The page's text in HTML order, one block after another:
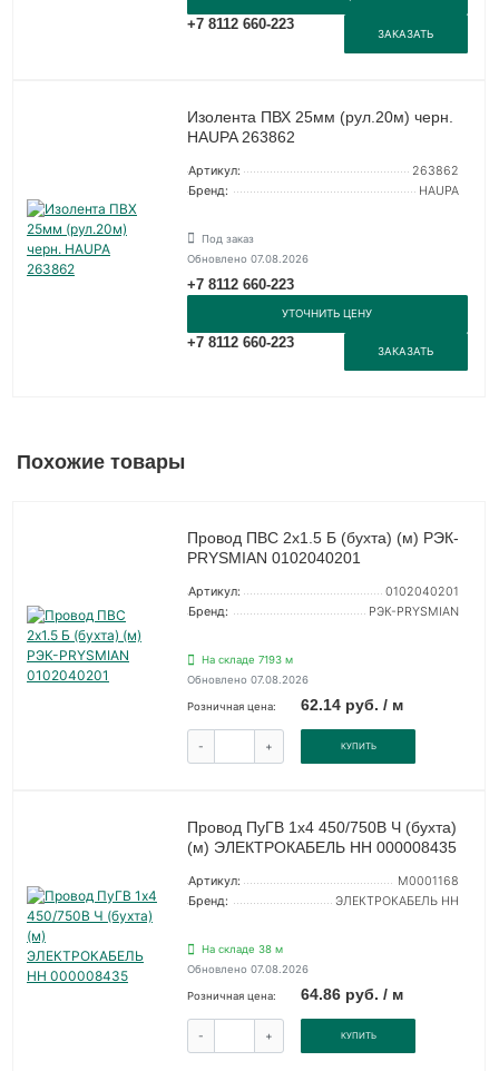
+7 8112 660-223
ЗАКАЗАТЬ
Изолента ПВХ 25мм (рул.20м) черн.
HAUPA 263862
Артикул:
263862
Бренд:
HAUPA
Под заказ
Обновлено 07.08.2026
+7 8112 660-223
УТОЧНИТЬ ЦЕНУ
+7 8112 660-223
ЗАКАЗАТЬ
Похожие товары
Провод ПВС 2х1.5 Б (бухта) (м) РЭК-
PRYSMIAN 0102040201
Артикул:
0102040201
Бренд:
РЭК-PRYSMIAN
На складе 7193 м
Обновлено 07.08.2026
Розничная цена: 62.14 руб. / м
- + КУПИТЬ
Провод ПуГВ 1х4 450/750В Ч (бухта)
(м) ЭЛЕКТРОКАБЕЛЬ НН 000008435
Артикул:
M0001168
Бренд:
ЭЛЕКТРОКАБЕЛЬ НН
На складе 38 м
Обновлено 07.08.2026
Розничная цена: 64.86 руб. / м
- + КУПИТЬ